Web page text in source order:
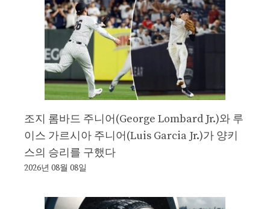
조지 롬바드 주니어(George Lombard Jr.)와 루
이스 가르시아 주니어(Luis Garcia Jr.)가 양키
스의 승리를 구했다
2026년 08월 08일